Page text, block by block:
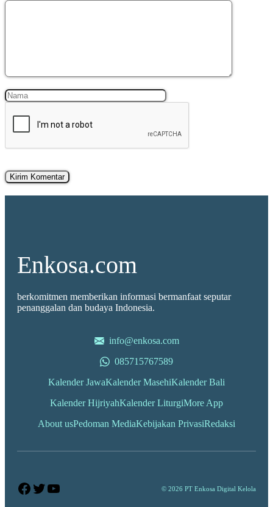
Komentar
Nama Surel
Enkosa.com
berkomitmen memberikan informasi bermanfaat seputar
penanggalan dan budaya Indonesia.
info@enkosa.com
085715767589
Kalender JawaKalender MasehiKalender Bali
Kalender HijriyahKalender LiturgiMore App
About usPedoman MediaKebijakan PrivasiRedaksi
Facebook
Twitter
YouTube © 2026 PT Enkosa Digital Kelola